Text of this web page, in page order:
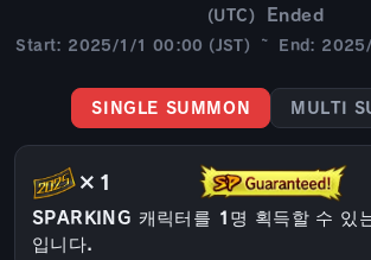
(UTC) Ended
Start: 2025/1/1 00:00 (JST) ~ End:
SINGLE SUMMON MULTI
×1
SPARKING 캐릭터를 1명 획득할 수 있
입니다.